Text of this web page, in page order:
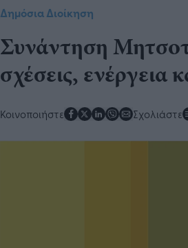
Δημόσια Διοίκηση
​Συνάντηση
σχέσεις, ενέργεια
Κοινοποιήστε Σχολιάστε